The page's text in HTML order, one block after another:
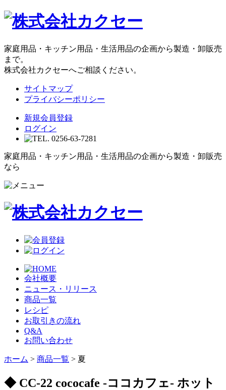
家庭用品・キッチン用品・生活用品の企画から製造・卸販売
まで。
株式会社カクセーへご相談ください。
サイトマップ
プライバシーポリシー
新規会員登録
ログイン
家庭用品・キッチン用品・生活用品の企画から製造・卸販売
なら
会社概要
ニュース・リリース
商品一覧
レシピ
お取引きの流れ
Q&A
お問い合わせ
ホーム > 商品一覧 > 夏
◆ CC-22 cococafe -ココカフェ- ホット